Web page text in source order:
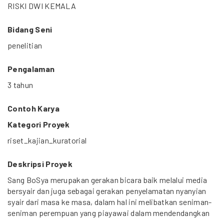
Kredit Web-site
RISKI DWI KEMALA
Bidang Seni
penelitian
Pengalaman
3 tahun
Contoh Karya
Kategori Proyek
riset_kajian_kuratorial
Deskripsi Proyek
Sang BoSya merupakan gerakan bicara baik melalui media
bersyair dan juga sebagai gerakan penyelamatan nyanyian
syair dari masa ke masa, dalam hal ini melibatkan seniman-
seniman perempuan yang piayawai dalam mendendangkan